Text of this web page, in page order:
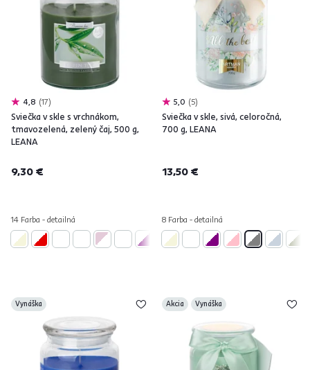
4,8 17
Sviečka v skle s vrchnákom,
tmavozelená, zelený čaj, 500 g,
LEANA
9,30 €
14 Farba - detailná
5,0 5
Sviečka v skle, sivá, celoročná,
700 g, LEANA
13,50 €
8 Farba - detailná
Vynáška Akcia Vynáška